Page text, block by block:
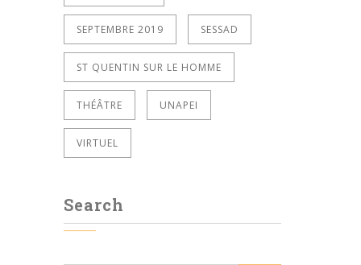
SEPTEMBRE 2019 SESSAD
ST QUENTIN SUR LE HOMME
THÉÂTRE UNAPEI
VIRTUEL
Search